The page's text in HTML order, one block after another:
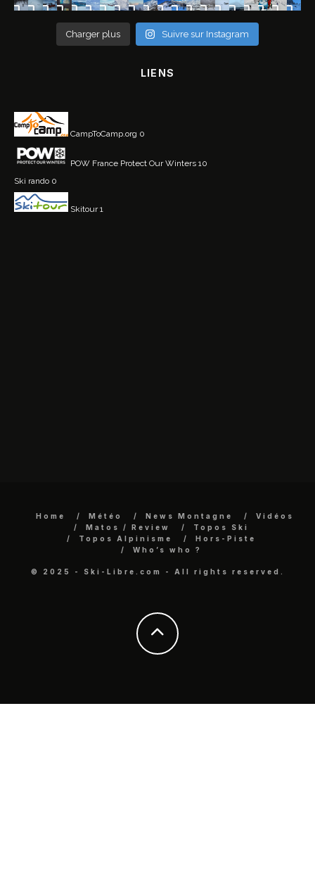
Charger plus Suivre sur Instagram
LIENS
CampToCamp.org 0
POW France Protect Our Winters 10
Ski rando 0
Skitour1
Home Météo News Montagne
Vidéos
Matos / Review
Topos Ski
Topos Alpinisme
Hors-Piste
Who’s who ?
© 2025 - Ski-Libre.com - All rights reserved.